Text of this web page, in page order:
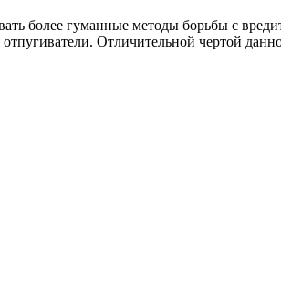
более гуманные методы борьбы с
Отличительной чертой